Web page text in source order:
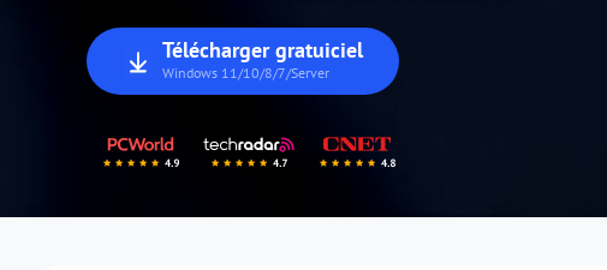
Télécharger gratuiciel
Windows 11/10/8/7/Server